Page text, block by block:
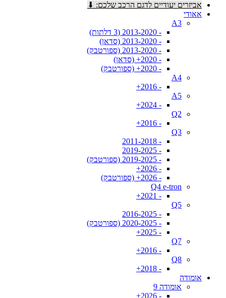
אביזרים יעודיים לדגם הרכב שלכם: ⬇
אאודי
A3
- 2013-2020 (3 דלתות)
- 2013-2020 (סדאן)
- 2013-2020 (ספורטבק)
- 2020+ (סדאן)
- 2020+ (ספורטבק)
A4
- 2016+
A5
- 2024+
Q2
- 2016+
Q3
- 2011-2018
- 2019-2025
- 2019-2025 (ספורטבק)
- 2026+
- 2026+ (ספורטבק)
Q4 e-tron
- 2021+
Q5
- 2016-2025
- 2020-2025 (ספורטבק)
- 2025+
Q7
- 2016+
Q8
- 2018+
אומודה
אומודה 9
- 2026+